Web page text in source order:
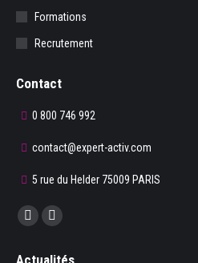
Formations
Recrutement
Contact
0 800 746 992
contact@expert-activ.com
5 rue du Helder 75009 PARIS
Trouvez nous sur :
La
La
Actualités